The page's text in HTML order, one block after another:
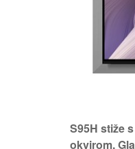
S95H stiže
okvirom,